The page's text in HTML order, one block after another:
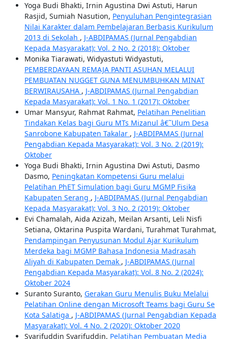
Yoga Budi Bhakti, Irnin Agustina Dwi Astuti, Harun
Rasjid, Sumiah Nasution, Penyuluhan Pengintegrasian
Nilai Karakter dalam Pembelajaran Berbasis Kurikulum
2013 di Sekolah , J-ABDIPAMAS (Jurnal Pengabdian
Kepada Masyarakat): Vol. 2 No. 2 (2018): Oktober
Monika Tiarawati, Widyastuti Widyastuti,
PEMBERDAYAAN REMAJA PANTI ASUHAN MELALUI
PEMBUATAN NUGGET GUNA MENUMBUHKAN MINAT
BERWIRAUSAHA , J-ABDIPAMAS (Jurnal Pengabdian
Kepada Masyarakat): Vol. 1 No. 1 (2017): Oktober
Umar Mansyur, Rahmat Rahmat, Pelatihan Penelitian
Tindakan Kelas bagi Guru MTs Mizanul â€˜Ulum Desa
Sanrobone Kabupaten Takalar , J-ABDIPAMAS (Jurnal
Pengabdian Kepada Masyarakat): Vol. 3 No. 2 (2019):
Oktober
Yoga Budi Bhakti, Irnin Agustina Dwi Astuti, Dasmo
Dasmo, Peningkatan Kompetensi Guru melalui
Pelatihan PhET Simulation bagi Guru MGMP Fisika
Kabupaten Serang , J-ABDIPAMAS (Jurnal Pengabdian
Kepada Masyarakat): Vol. 3 No. 2 (2019): Oktober
Evi Chamalah, Aida Azizah, Meilan Arsanti, Leli Nisfi
Setiana, Oktarina Puspita Wardani, Turahmat Turahmat,
Pendampingan Penyusunan Modul Ajar Kurikulum
Merdeka bagi MGMP Bahasa Indonesia Madrasah
Aliyah di Kabupaten Demak , J-ABDIPAMAS (Jurnal
Pengabdian Kepada Masyarakat): Vol. 8 No. 2 (2024):
Oktober 2024
Suranto Suranto, Gerakan Guru Menulis Buku Melalui
Pelatihan Online dengan Microsoft Teams bagi Guru Se
Kota Salatiga , J-ABDIPAMAS (Jurnal Pengabdian Kepada
Masyarakat): Vol. 4 No. 2 (2020): Oktober 2020
Syarifuddin Syarifuddin, Pelatihan Pembuatan Media